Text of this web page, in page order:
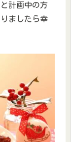
計画中の方
ましたら幸